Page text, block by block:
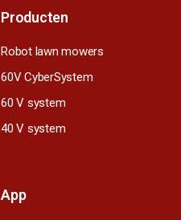
Producten
Robot lawn mowers
60V CyberSystem
60 V system
40 V system
App